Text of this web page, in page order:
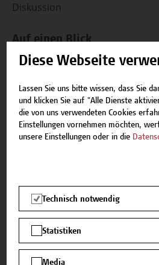
Diskussion
Auf einen Blick
Zielgruppe
Das Micro-Credential richtet
interne Audits durchführen
Beauftragte*r für Qualitäts-,
Sicherheits- oder
Dazu zählen interne
Mitarbeitende in
Compliance sowie
Prüf- und Kontrollaufgaben.
Abschluss
Diese Webseite
Lassen Sie uns bitte wissen, dass Sie
und klicken Sie auf "Alle Dienste
die von uns verwendeten Cookies
Einstellungen vornehmen möchten,
unsere Einstellungen oder in die
Technisch notwendig
Statistiken